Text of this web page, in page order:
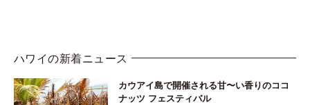
ハワイの新着ニュース
カウアイ島で開催される甘〜い香りのココ
ナッツ フェスティバル